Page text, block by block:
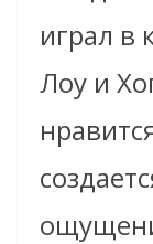
играл в
Лоу и